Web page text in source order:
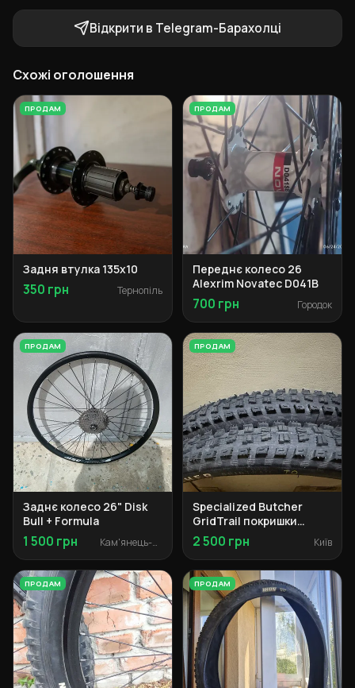
Відкрити в Telegram-Барахолці
Схожі оголошення
ПРОДАМ
Задня втулка 135x10
350 грн Тернопіль
ПРОДАМ
Переднє колесо 26
Alexrim Novatec D041B
700 грн Городок
ПРОДАМ
Заднє колесо 26" Disk
Bull + Formula
1 500 грн Кам'янець-Подільський
ПРОДАМ
Specialized Butcher
GridTrail покришки
29x2.3
2 500 грн Київ
ПРОДАМ ПРОДАМ